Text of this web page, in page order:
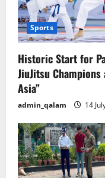
Sports
Historic Start for
JiuJitsu Champions
Asia”
admin_qalam 14